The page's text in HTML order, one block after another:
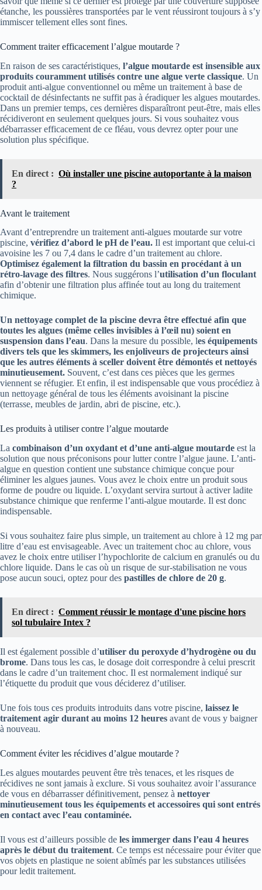
étanche, les poussières transportées par le vent réussiront toujours à s’y
immiscer tellement elles sont fines.
Comment traiter efficacement l’algue moutarde ?
En raison de ses caractéristiques, l’algue moutarde est insensible aux
produits couramment utilisés contre une algue verte classique. Un
produit anti-algue conventionnel ou même un traitement à base de
cocktail de désinfectants ne suffit pas à éradiquer les algues moutardes.
Dans un premier temps, ces dernières disparaîtront peut-être, mais elles
récidiveront en seulement quelques jours. Si vous souhaitez vous
débarrasser efficacement de ce fléau, vous devrez opter pour une
solution plus spécifique.
En direct : Où installer une piscine autoportante à la maison
?
Avant le traitement
Avant d’entreprendre un traitement anti-algues moutarde sur votre
piscine, vérifiez d’abord le pH de l’eau. Il est important que celui-ci
avoisine les 7 ou 7,4 dans le cadre d’un traitement au chlore.
Optimisez également la filtration du bassin en procédant à un
rétro-lavage des filtres. Nous suggérons l’utilisation d’un floculant
afin d’obtenir une filtration plus affinée tout au long du traitement
chimique.
Un nettoyage complet de la piscine devra être effectué afin que
toutes les algues (même celles invisibles à l’œil nu) soient en
suspension dans l’eau. Dans la mesure du possible, les équipements
divers tels que les skimmers, les enjoliveurs de projecteurs ainsi
que les autres éléments à sceller doivent être démontés et nettoyés
minutieusement. Souvent, c’est dans ces pièces que les germes
viennent se réfugier. Et enfin, il est indispensable que vous procédiez à
un nettoyage général de tous les éléments avoisinant la piscine
(terrasse, meubles de jardin, abri de piscine, etc.).
Les produits à utiliser contre l’algue moutarde
La combinaison d’un oxydant et d’une anti-algue moutarde est la
solution que nous préconisons pour lutter contre l’algue jaune. L’anti-
algue en question contient une substance chimique conçue pour
éliminer les algues jaunes. Vous avez le choix entre un produit sous
forme de poudre ou liquide. L’oxydant servira surtout à activer ladite
substance chimique que renferme l’anti-algue moutarde. Il est donc
indispensable.
Si vous souhaitez faire plus simple, un traitement au chlore à 12 mg par
litre d’eau est envisageable. Avec un traitement choc au chlore, vous
avez le choix entre utiliser l’hypochlorite de calcium en granulés ou du
chlore liquide. Dans le cas où un risque de sur-stabilisation ne vous
pose aucun souci, optez pour des pastilles de chlore de 20 g.
En direct : Comment réussir le montage d'une piscine hors
sol tubulaire Intex ?
Il est également possible d’utiliser du peroxyde d’hydrogène ou du
brome. Dans tous les cas, le dosage doit correspondre à celui prescrit
dans le cadre d’un traitement choc. Il est normalement indiqué sur
l’étiquette du produit que vous déciderez d’utiliser.
Une fois tous ces produits introduits dans votre piscine, laissez le
traitement agir durant au moins 12 heures avant de vous y baigner
à nouveau.
Comment éviter les récidives d’algue moutarde ?
Les algues moutardes peuvent être très tenaces, et les risques de
récidives ne sont jamais à exclure. Si vous souhaitez avoir l’assurance
de vous en débarrasser définitivement, pensez à nettoyer
minutieusement tous les équipements et accessoires qui sont entrés
en contact avec l’eau contaminée.
Il vous est d’ailleurs possible de les immerger dans l’eau 4 heures
après le début du traitement. Ce temps est nécessaire pour éviter que
vos objets en plastique ne soient abîmés par les substances utilisées
pour ledit traitement.